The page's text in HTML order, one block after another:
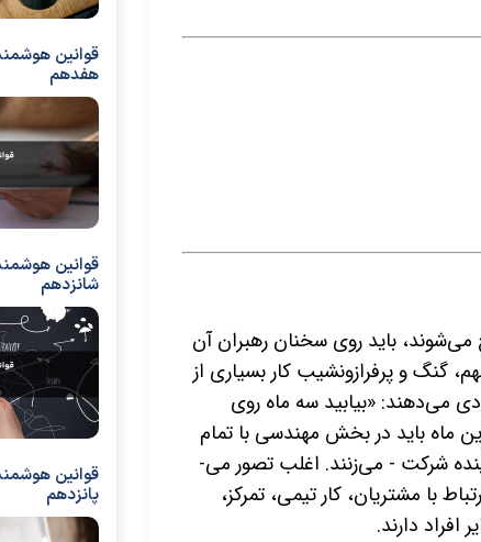
باید روی سخنان رهبران آن­‌
گنگ و پرفرازونشیب کار بسیاری از
می‌­دهند: «بیابید سه ماه روی
ماه باید در بخش مهندسی با تمام
آینده شرکت - می‌­زنند. اغلب تصور می‌­
با مشتریان، کار تیمی، تمرکز،
دارند.
قوانین
هفدهم
قوانین
شانزدهم
قوانین
پانزدهم